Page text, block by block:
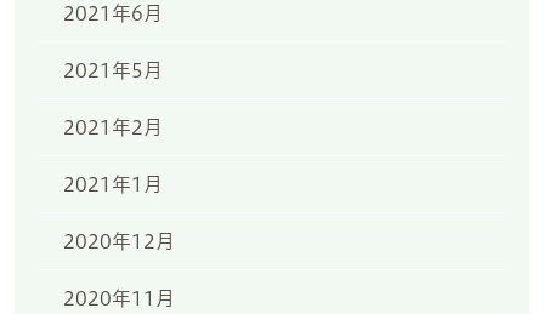
2021年6月
2021年5月
2021年2月
2021年1月
2020年12月
2020年11月